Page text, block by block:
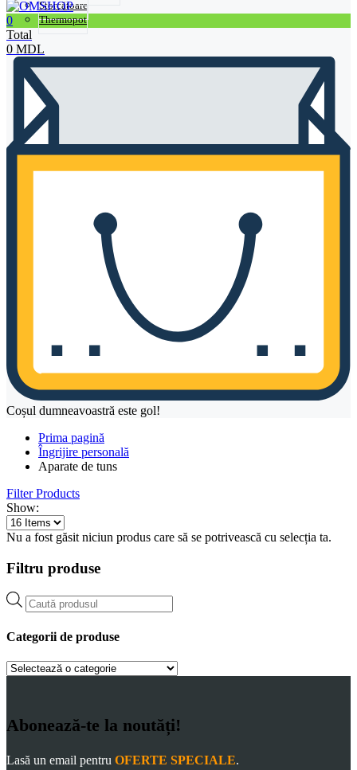
Storcătoare
Thermopot
0
Total
0 MDL
Coșul dumneavoastră este gol!
Prima pagină
Îngrijire personală
Aparate de tuns
Filter Products
Show:
Nu a fost găsit niciun produs care să se potrivească cu selecția ta.
Filtru produse
Products
search
Categorii de produse
Abonează-te la noutăți!
Lasă un email pentru OFERTE SPECIALE.